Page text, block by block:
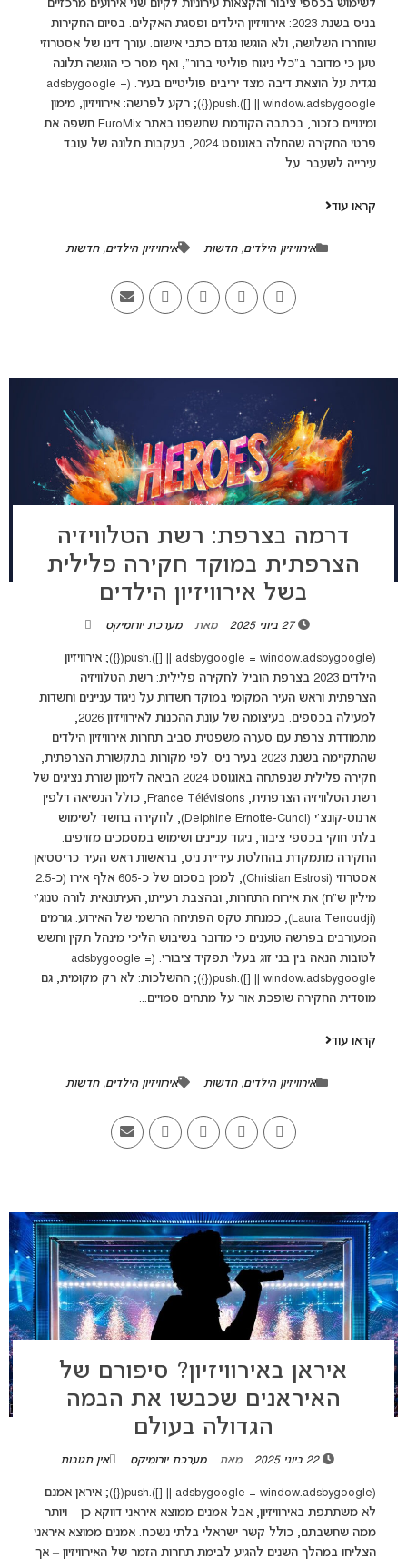
לשימוש בכספי ציבור והקצאות עירוניות לקיום שני אירועים מרכזיים
בניס בשנת 2023: אירוויזיון הילדים ופסגת האקלים. בסיום החקירות
שוחררו השלושה, ולא הוגשו נגדם כתבי אישום. עורך דינו של אסטרוזי
טען כי מדובר ב"כלי ניגוח פוליטי ברור", ואף מסר כי הוגשה תלונה
נגדית על הוצאת דיבה מצד יריבים פוליטיים בעיר. (adsbygoogle =
window.adsbygoogle || []).push({}); רקע לפרשה: אירוויזיון, מימון
ומינויים כזכור, בכתבה הקודמת שחשפנו באתר EuroMix חשפה את
פרטי החקירה שהחלה באוגוסט 2024, בעקבות תלונה של עובד
עירייה לשעבר. על...
קראו עוד
אירוויזיון הילדים,חדשות אירוויזיון הילדים,חדשות
דרמה בצרפת: רשת הטלוויזיה
הצרפתית במוקד חקירה פלילית
בשל אירוויזיון הילדים
27 ביוני 2025 מאת מערכת יורומיקס
(adsbygoogle = window.adsbygoogle || []).push({}); אירוויזיון
הילדים 2023 בצרפת הוביל לחקירה פלילית: רשת הטלוויזיה
הצרפתית וראש העיר המקומי במוקד חשדות על ניגוד עניינים וחשדות
למעילה בכספים. בעיצומה של עונת ההכנות לאירוויזיון 2026,
מתמודדת צרפת עם סערה משפטית סביב תחרות אירוויזיון הילדים
שהתקיימה בשנת 2023 בעיר ניס. לפי מקורות בתקשורת הצרפתית,
חקירה פלילית שנפתחה באוגוסט 2024 הביאה לזימון שורת נציגים של
רשת הטלוויזיה הצרפתית, France Télévisions, כולל הנשיאה דלפין
ארנוט-קונצ'י (Delphine Ernotte-Cunci), לחקירה בחשד לשימוש
בלתי חוקי בכספי ציבור, ניגוד עניינים ושימוש במסמכים מזויפים.
החקירה מתמקדת בהחלטת עיריית ניס, בראשות ראש העיר כריסטיאן
אסטרוזי (Christian Estrosi), לממן בסכום של כ-605 אלף אירו (כ-2.5
מיליון ש"ח) את אירוח התחרות, ובהצבת רעייתו, העיתונאית לורה טנוג'י
(Laura Tenoudji), כמנחת טקס הפתיחה הרשמי של האירוע. גורמים
המעורבים בפרשה טוענים כי מדובר בשיבוש הליכי מינהל תקין וחשש
לטובות הנאה בין בני זוג בעלי תפקיד ציבורי. (adsbygoogle =
window.adsbygoogle || []).push({}); ההשלכות: לא רק מקומית, גם
מוסדית החקירה שופכת אור על מתחים סמויים...
קראו עוד
אירוויזיון הילדים,חדשות אירוויזיון הילדים,חדשות
איראן באירוויזיון? סיפורם של
האיראנים שכבשו את הבמה
הגדולה בעולם
22 ביוני 2025 מאת מערכת יורומיקס אין תגובות
(adsbygoogle = window.adsbygoogle || []).push({}); איראן אמנם
לא משתתפת באירוויזיון, אבל אמנים ממוצא איראני דווקא כן – ויותר
ממה שחשבתם, כולל קשר ישראלי בלתי נשכח. אמנים ממוצא איראני
הצליחו במהלך השנים להגיע לבימת תחרות הזמר של האירוויזיון – אך